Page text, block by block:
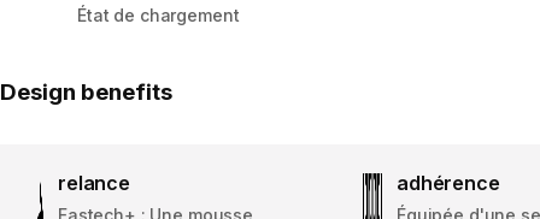
État de chargement
Design benefits
relance
Fastech+ : Une mousse
adhérence
Équipée d'une